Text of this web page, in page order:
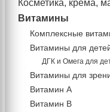
Косметика, крема,
Витамины
Комплексные
Витамины для
ДГК и Омега для
Витамины для
Витамин А
Витамин В